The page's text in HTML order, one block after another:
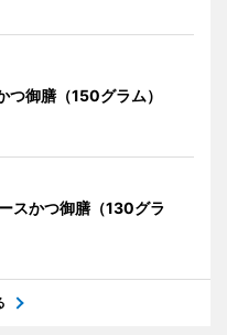
つ御膳（150グラム）
スかつ御膳（130グラ